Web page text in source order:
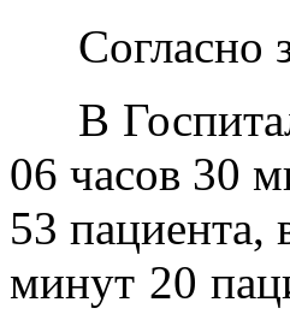
Согласно
В
06 часов 30
53 пациента,
минут 20